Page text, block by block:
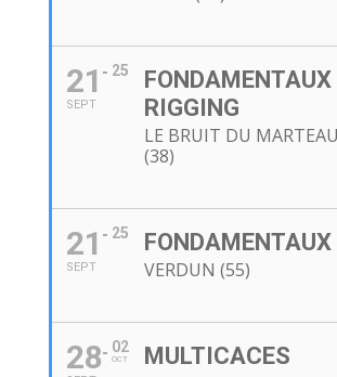
21
SEPT
25
FONDAMENTAUX
RIGGING
LE BRUIT DU
(38)
21
SEPT
25 FONDAMENTAUX
VERDUN (55)
28 02
OCT MULTICACES